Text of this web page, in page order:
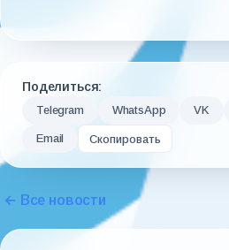
Поделиться:
Telegram WhatsApp VK
Email Скопировать
← Все новости